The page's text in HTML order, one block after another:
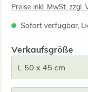
Preise inkl. MwSt. zzgl.
Sofort verfügbar,
Verkaufsgröße